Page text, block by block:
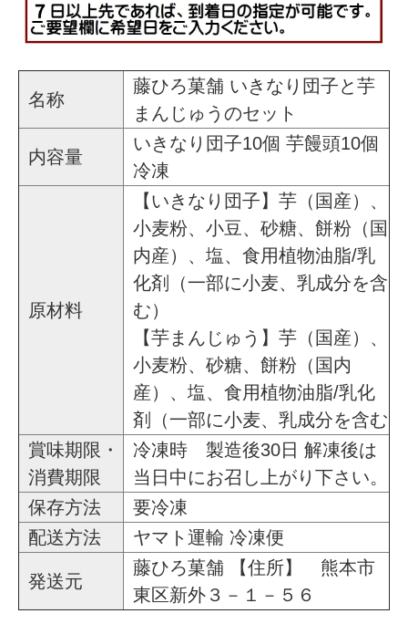
名称
藤ひろ菓舗 いきなり団子と芋
まんじゅうのセット
内容量
いきなり団子10個 芋饅頭10個
冷凍
原材料
【いきなり団子】芋（国産）、
小麦粉、小豆、砂糖、餅粉（国
内産）、塩、食用植物油脂/乳
化剤（一部に小麦、乳成分を含
む）
【芋まんじゅう】芋（国産）、
小麦粉、砂糖、餅粉（国内
産）、塩、食用植物油脂/乳化
剤（一部に小麦、乳成分を含む
賞味期限・
消費期限
冷凍時 製造後30日 解凍後は
当日中にお召し上がり下さい。
保存方法
要冷凍
配送方法
ヤマト運輸 冷凍便
発送元
藤ひろ菓舗 【住所】 熊本市
東区新外３－１－５６